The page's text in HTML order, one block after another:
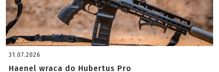
31.07.2026
Haenel wraca do Hubertus Pro